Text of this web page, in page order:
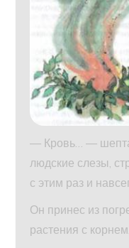
— Кровь… —
людские слезы,
с этим раз и
Он принес из
растения с корнем.